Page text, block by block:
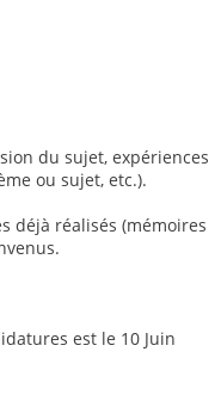
du sujet, expériences
ou sujet, etc.).
déjà réalisés (mémoires
est le 10 Juin